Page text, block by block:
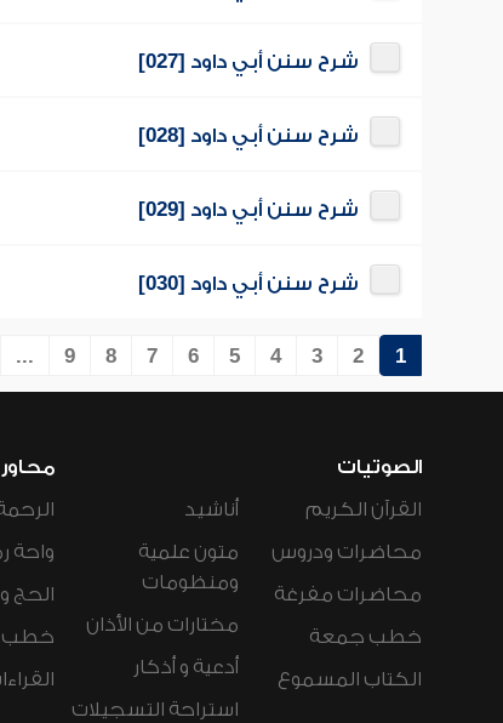
شرح سنن أبي داود [027]
شرح سنن أبي داود [028]
شرح سنن أبي داود [029]
شرح سنن أبي داود [030]
1
2
3
4
5
6
7
8
9
...
الصوتيات
القرآن الكريم
محاضرات ودروس
محاضرات مفرغة
خطب جمعة
الكتاب المسموع
أناشيد
متون علمية
ومنظومات
مختارات من الأذان
أدعية و أذكار
استراحة التسجيلات
واحة
الحج
خطب